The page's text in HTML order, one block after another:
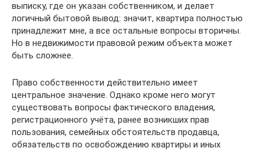
выписку, где он указан собственником, и делает
логичный бытовой вывод: значит, квартира полностью
принадлежит мне, а все остальные вопросы вторичны.
Но в недвижимости правовой режим объекта может
быть сложнее.
Право собственности действительно имеет
центральное значение. Однако кроме него могут
существовать вопросы фактического владения,
регистрационного учёта, ранее возникших прав
пользования, семейных обстоятельств продавца,
обязательств по освобождению квартиры и иных